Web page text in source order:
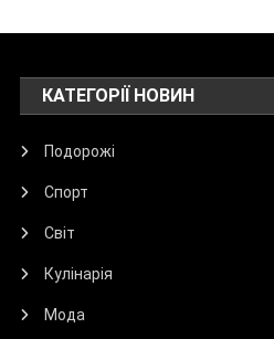
КАТЕГОРІЇ НОВИН
Подорожі
Спорт
Світ
Кулінарія
Мода